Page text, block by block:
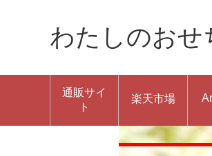
わたしのおせ
通販サイ
ト
楽天市場